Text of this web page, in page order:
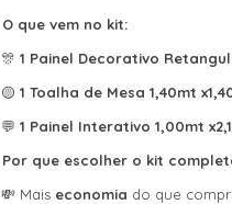
O que vem no kit:
🎊 1 Painel Decorativo
🟡 1 Toalha de Mesa 1,40mt
💬 1 Painel Interativo 1,00mt
Por que escolher o kit
💸 Mais economia do que